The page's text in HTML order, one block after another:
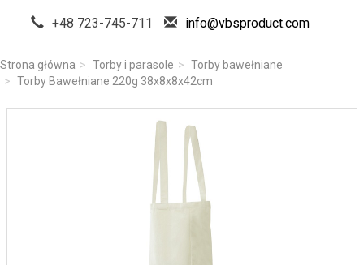
+48 723-745-711 info@vbsproduct.com
Strona główna Torby i parasole
Torby bawełniane
Torby Bawełniane 220g 38x8x8x42cm